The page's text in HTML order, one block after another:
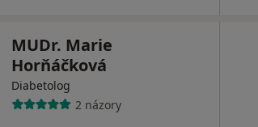
MUDr. Marie
Horňáčková
Diabetolog
2 názory